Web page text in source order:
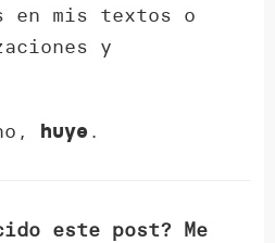
en mis textos o
y
huye .
este post? Me